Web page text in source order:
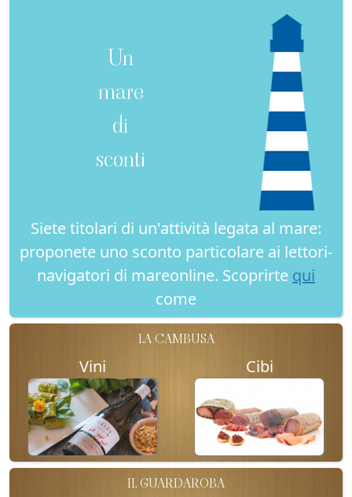
Un
mare
di
sconti
Siete titolari di un'attività legata al mare:
proponete uno sconto particolare ai lettori-
navigatori di mareonline. Scoprirte qui
come
LA CAMBUSA
Vini Cibi
IL GUARDAROBA